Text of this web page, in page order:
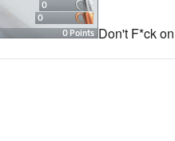
Don't F*ck